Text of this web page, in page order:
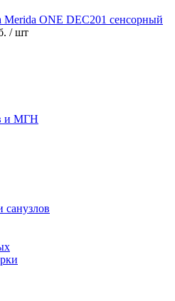
Merida ONE DEC201 сенсорный
/ шт
и МГН
санузлов